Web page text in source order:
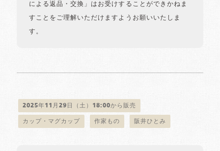
による返品・交換」はお受けすることができかねま
すことをご理解いただけますようお願いいたしま
す。
2025年11月29日（土）18:00から販売
カップ・マグカップ 作家もの 阪井ひとみ